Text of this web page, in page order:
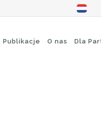
Publikacje O nas Dla